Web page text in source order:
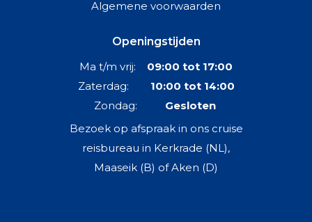
Algemene voorwaarden
Openingstijden
Ma t/m vrij: 09:00 tot 17:00
Zaterdag: 10:00 tot 14:00
Zondag: Gesloten
Bezoek op afspraak in ons cruise
reisbureau in Kerkrade (NL),
Maaseik (B) of Aken (D)